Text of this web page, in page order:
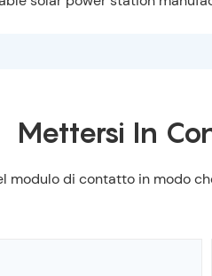
Mettersi In
modulo di contatto in modo